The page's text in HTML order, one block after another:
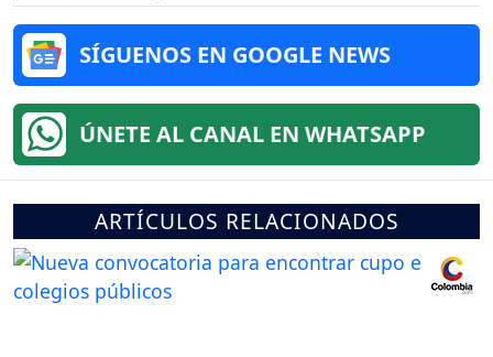
SÍGUENOS EN GOOGLE NEWS
ÚNETE AL CANAL EN WHATSAPP
ARTÍCULOS RELACIONADOS